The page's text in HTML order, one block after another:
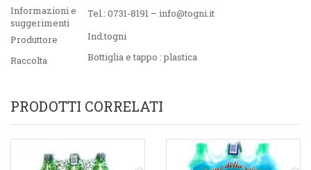
Informazioni e
suggerimenti
Tel.: 0731-8191 – info@togni.it
Produttore
Ind.togni
Raccolta
Bottiglia e tappo : plastica
PRODOTTI CORRELATI